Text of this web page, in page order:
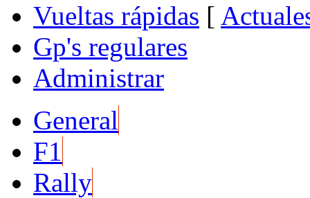
Vueltas rápidas [
Gp's regulares
Administrar
General
F1
Rally